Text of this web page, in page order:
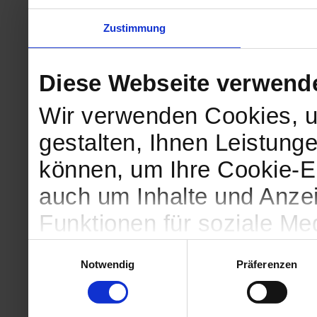
Zustimmung
Diese Webseite
Wir verwenden Cookies,
gestalten, Ihnen
können, um Ihre Cookie-
auch um Inhalte und
Funktionen für soziale
geben wir Informationen
Website an unsere
Notwendig
Präferenzen